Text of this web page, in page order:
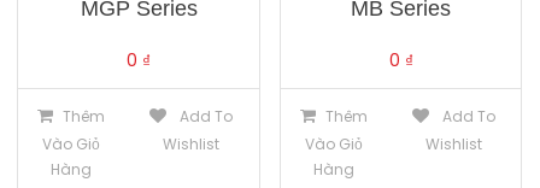
MGP Series
0 ₫
Thêm
Vào Giỏ
Hàng
Add To
Wishlist
MB Series
0 ₫
Thêm
Vào Giỏ
Hàng
Add To
Wishlist